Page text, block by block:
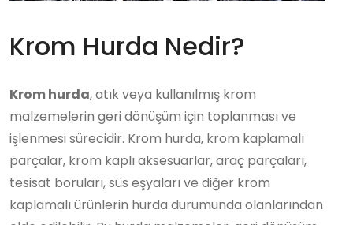
Krom Hurda Nedir?
Krom hurda, atık veya kullanılmış krom
malzemelerin geri dönüşüm için toplanması ve
işlenmesi sürecidir. Krom hurda, krom kaplamalı
parçalar, krom kaplı aksesuarlar, araç parçaları,
tesisat boruları, süs eşyaları ve diğer krom
kaplamalı ürünlerin hurda durumunda olanlarından